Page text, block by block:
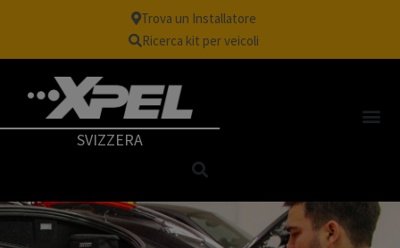
Trova un Installatore
Ricerca kit per veicoli
SVIZZERA